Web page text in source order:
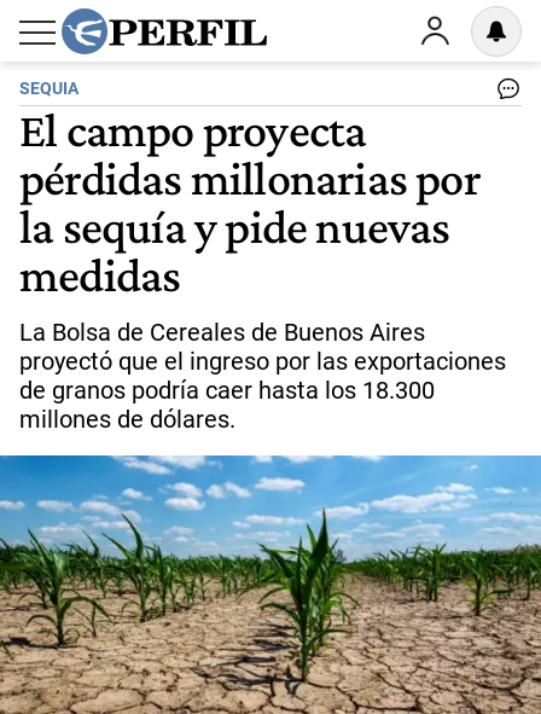
SEQUIA
El campo proyecta
pérdidas millonarias por
la sequía y pide nuevas
medidas
La Bolsa de Cereales de Buenos Aires
proyectó que el ingreso por las exportaciones
de granos podría caer hasta los 18.300
millones de dólares.